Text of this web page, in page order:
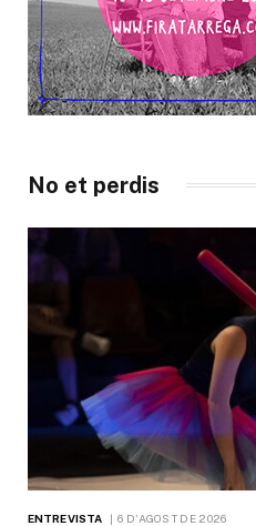
No et perdis
ENTREVISTA 6 D'AGOST DE 2026